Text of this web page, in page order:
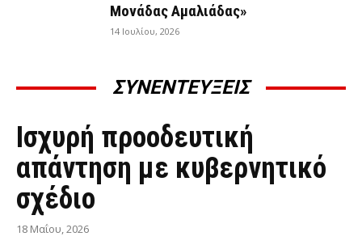
Μονάδας Αμαλιάδας»
14 Ιουλίου, 2026
ΣΥΝΕΝΤΕΥΞΕΙΣ
ΣΥΝΕΝΤΕΎΞΕΙΣ
Ισχυρή προοδευτική
απάντηση με κυβερνητικό
σχέδιο
18 Μαΐου, 2026